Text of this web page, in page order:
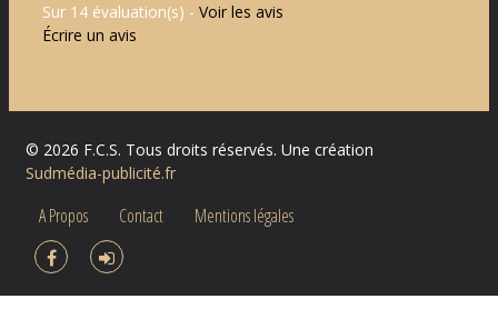
Sur 14 évaluation(s) - Voir les avis
Écrire un avis
© 2026 F.C.S. Tous droits réservés. Une création
Sudmédia-publicité.fr
A Propos Contact Mentions légales